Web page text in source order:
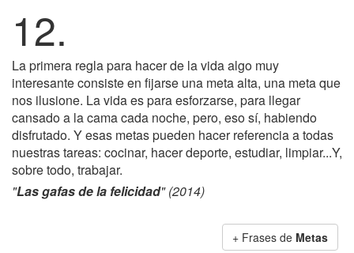
12.
La primera regla para hacer de la vida algo muy
interesante consiste en fijarse una meta alta, una meta que
nos ilusione. La vida es para esforzarse, para llegar
cansado a la cama cada noche, pero, eso sí, habiendo
disfrutado. Y esas metas pueden hacer referencia a todas
nuestras tareas: cocinar, hacer deporte, estudiar, limpiar...Y,
sobre todo, trabajar.
"Las gafas de la felicidad" (2014)
+ Frases de Metas